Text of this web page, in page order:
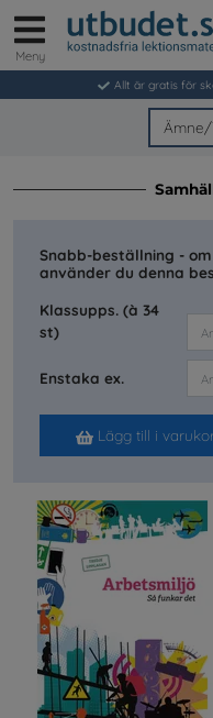
Meny
Allt är gratis för
Snabb-beställning -
använder du denna
Klassupps. (à 34
st)
Enstaka ex.
Lägg till i